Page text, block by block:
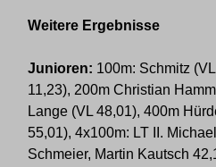
Weitere Ergebnisse
Junioren: 100m: Schmitz
11,23), 200m Christian
Lange (VL 48,01), 400m
55,01), 4x100m: LT II.
Schmeier, Martin Kautsch